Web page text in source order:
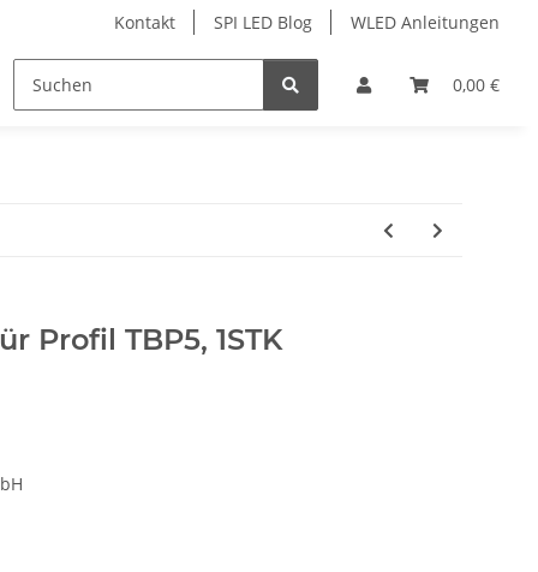
Kontakt SPI LED Blog WLED Anleitungen
0,00 €
Zubehör
Profil TBP5, 1STK